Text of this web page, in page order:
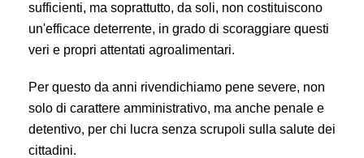
sufficienti, ma soprattutto, da soli, non costituiscono
un'efficace deterrente, in grado di scoraggiare questi
veri e propri attentati agroalimentari.
Per questo da anni rivendichiamo pene severe, non
solo di carattere amministrativo, ma anche penale e
detentivo, per chi lucra senza scrupoli sulla salute dei
cittadini.